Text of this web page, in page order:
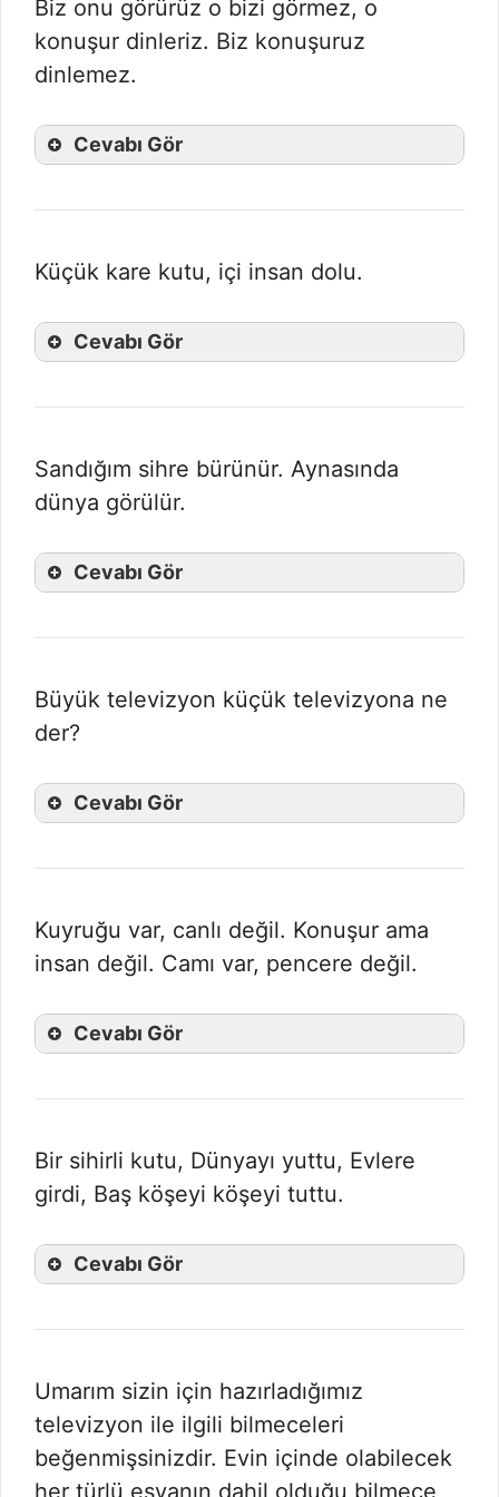
Biz onu görürüz o bizi görmez, o
konuşur dinleriz. Biz konuşuruz
dinlemez.
Cevabı Gör
Küçük kare kutu, içi insan dolu.
Cevabı Gör
Sandığım sihre bürünür. Aynasında
dünya görülür.
Cevabı Gör
Büyük televizyon küçük televizyona ne
der?
Cevabı Gör
Kuyruğu var, canlı değil. Konuşur ama
insan değil. Camı var, pencere değil.
Cevabı Gör
Bir sihirli kutu, Dünyayı yuttu, Evlere
girdi, Baş köşeyi köşeyi tuttu.
Cevabı Gör
Umarım sizin için hazırladığımız
televizyon ile ilgili bilmeceleri
beğenmişsinizdir. Evin içinde olabilecek